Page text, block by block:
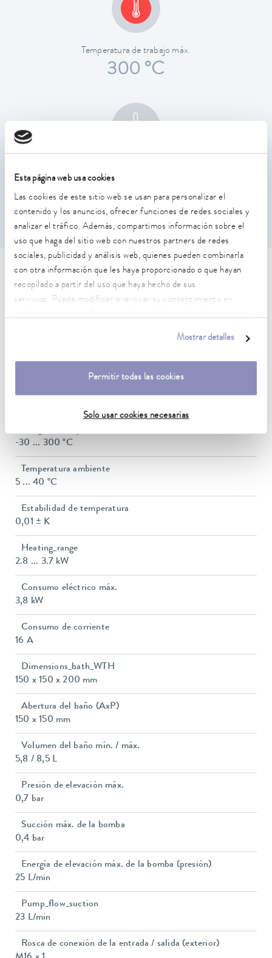
Esta página web usa cookies
Las cookies de este sitio web se usan para personalizar el
contenido y los anuncios, ofrecer funciones de redes sociales y
analizar el tráfico. Además, compartimos información sobre el
uso que haga del sitio web con nuestros partners de redes
sociales, publicidad y análisis web, quienes pueden combinarla
con otra información que les haya proporcionado o que hayan
recopilado a partir del uso que haya hecho de sus
servicios. Puede modificar o revocar su consentimiento en
Mostrar detalles
Permitir todas las cookies
Solo usar cookies necesarias
Temperatura de trabajo máx.
300 °C
0,01 ± K
Características técnicas (según
DIN 12876)
Rango de temperatura de trabajo con refrigeración por
-30 ... 300 °C
Temperatura ambiente
5 ... 40 °C
Estabilidad de temperatura
0,01 ± K
Heating_range
2.8 ... 3.7 kW
Consumo eléctrico máx.
3,8 kW
Consumo de corriente
16 A
Dimensions_bath_WTH
150 x 150 x 200 mm
Abertura del baño (AxP)
150 x 150 mm
Volumen del baño mín. / máx.
5,8 / 8,5 L
Presión de elevación máx.
0,7 bar
Succión máx. de la bomba
0,4 bar
Energía de elevación máx. de la bomba (presión)
25 L/min
Pump_flow_suction
23 L/min
Rosca de conexión de la entrada / salida (exterior)